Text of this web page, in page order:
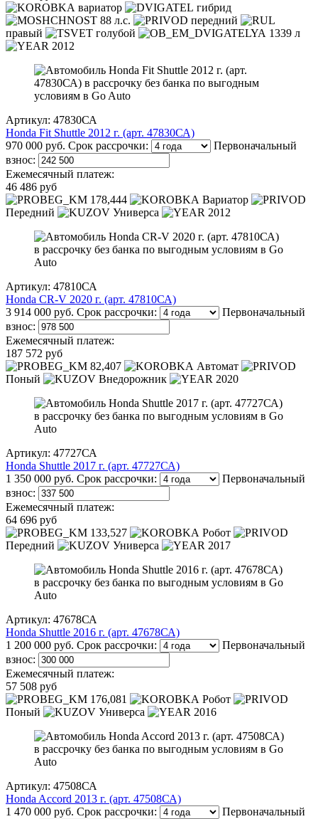
вариатор
гибрид
88 л.с.
передний
правый
голубой
1339 л
2012
Артикул: 47830СА
Honda Fit Shuttle 2012 г. (арт. 47830СА)
970 000 руб. Срок рассрочки:
Первоначальный
взнос:
Ежемесячный платеж:
46 486 руб
178,444
Вариатор
Передний
Универса 2012
Артикул: 47810СА
Honda CR-V 2020 г. (арт. 47810СА)
3 914 000 руб. Срок рассрочки:
Первоначальный
взнос:
Ежемесячный платеж:
187 572 руб
82,407
Автомат
Поный
Внедорожник 2020
Артикул: 47727СА
Honda Shuttle 2017 г. (арт. 47727СА)
1 350 000 руб. Срок рассрочки:
Первоначальный
взнос:
Ежемесячный платеж:
64 696 руб
133,527
Робот
Передний
Универса 2017
Артикул: 47678СА
Honda Shuttle 2016 г. (арт. 47678СА)
1 200 000 руб. Срок рассрочки:
Первоначальный
взнос:
Ежемесячный платеж:
57 508 руб
176,081
Робот
Поный
Универса 2016
Артикул: 47508СА
Honda Accord 2013 г. (арт. 47508СА)
1 470 000 руб. Срок рассрочки:
Первоначальный